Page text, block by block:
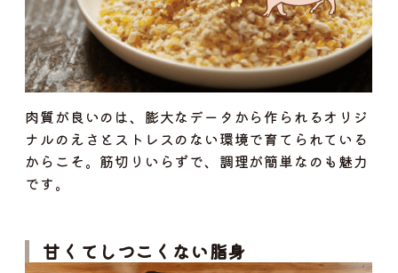
肉質が良いのは、膨大なデータから作られるオリジ
ナルのえさとストレスのない環境で育てられている
からこそ。筋切りいらずで、調理が簡単なのも魅力
です。
甘くてしつこくない脂身